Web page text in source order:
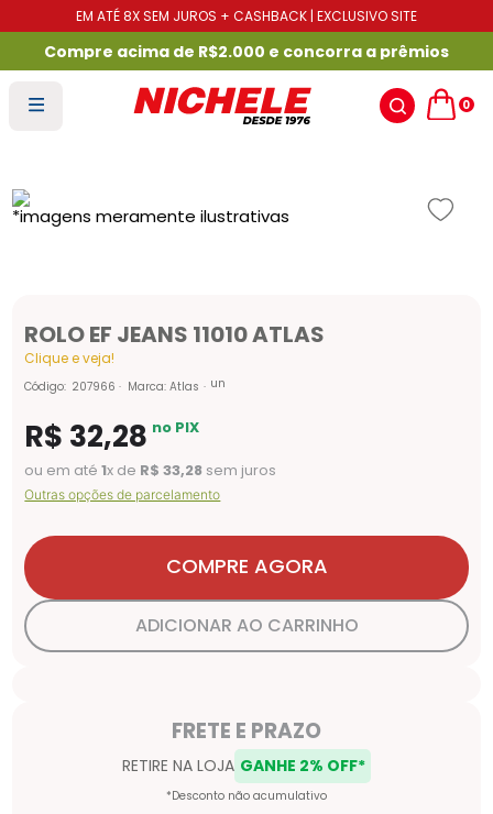
EM ATÉ 8X SEM JUROS + CASHBACK | EXCLUSIVO SITE
Compre acima de R$2.000 e concorra a prêmios
0
ROLO EF JEANS 11010 ATLAS
Clique e veja!
Código: 207966 Marca:Atlas un
R$ 32,28 no PIX
ou em até1x de R$ 33,28 sem juros
Outras opções de parcelamento
COMPRE AGORA
ADICIONAR AO CARRINHO